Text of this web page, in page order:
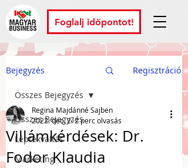
Foglalj időpontot!
Bejegyzés Regisztráció
Összes Bejegyzés
Léptékváltás
Marketing
Összes Bejegyzés
Villámkérdések: Dr.
Fodor Klaudia
Regina Majdánné Sajben
2022. dec. 2.2 perc olvasás